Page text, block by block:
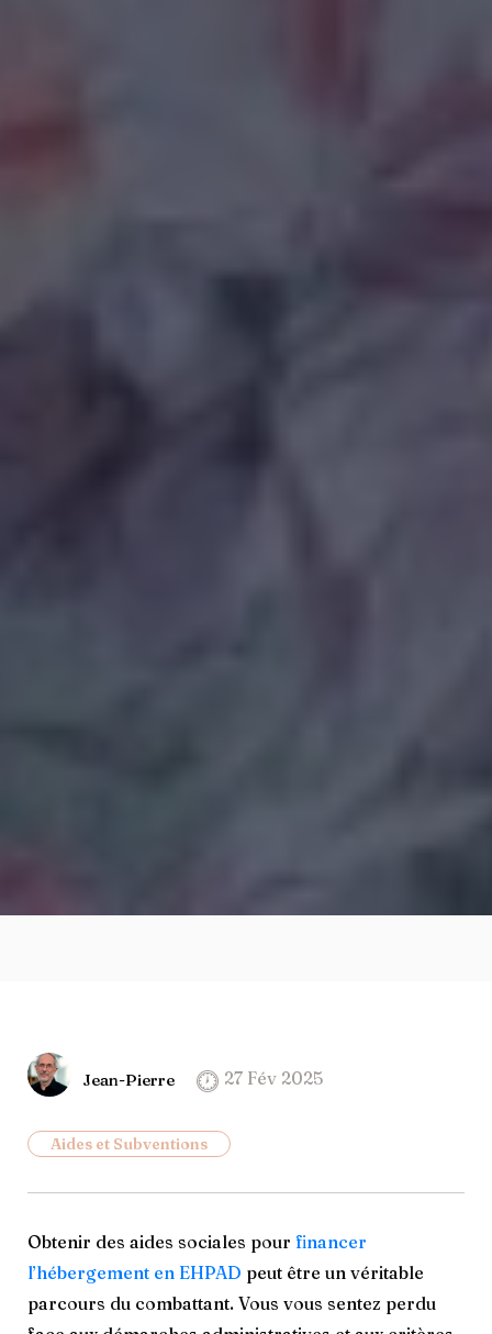
Jean-Pierre 27 Fév 2025
Aides et Subventions
Obtenir des aides sociales pour financer
l’hébergement en EHPAD peut être un véritable
parcours du combattant. Vous vous sentez perdu